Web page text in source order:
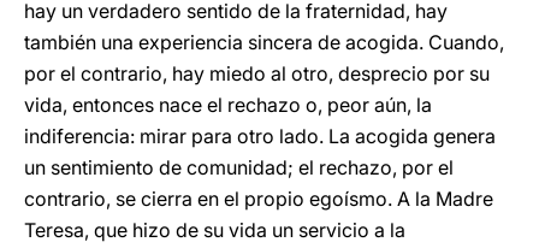
hay un verdadero sentido de la fraternidad, hay
también una experiencia sincera de acogida. Cuando,
por el contrario, hay miedo al otro, desprecio por su
vida, entonces nace el rechazo o, peor aún, la
indiferencia: mirar para otro lado. La acogida genera
un sentimiento de comunidad; el rechazo, por el
contrario, se cierra en el propio egoísmo. A la Madre
Teresa, que hizo de su vida un servicio a la